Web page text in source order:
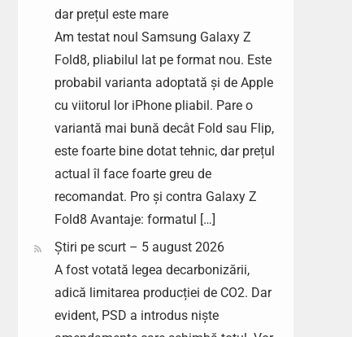
dar prețul este mare
Am testat noul Samsung Galaxy Z
Fold8, pliabilul lat pe format nou. Este
probabil varianta adoptată și de Apple
cu viitorul lor iPhone pliabil. Pare o
variantă mai bună decât Fold sau Flip,
este foarte bine dotat tehnic, dar prețul
actual îl face foarte greu de
recomandat. Pro și contra Galaxy Z
Fold8 Avantaje: formatul […]
Știri pe scurt – 5 august 2026
A fost votată legea decarbonizării,
adică limitarea producției de CO2. Dar
evident, PSD a introdus niște